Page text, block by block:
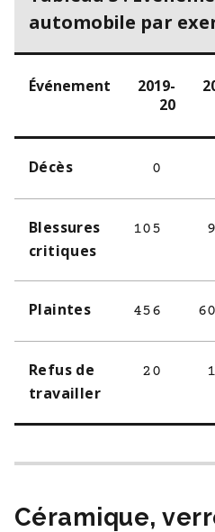
automobile par
Événement
2019-
20
Décès 0
Blessures
critiques
105
Plaintes 456
Refus de
travailler
20
Céramique,